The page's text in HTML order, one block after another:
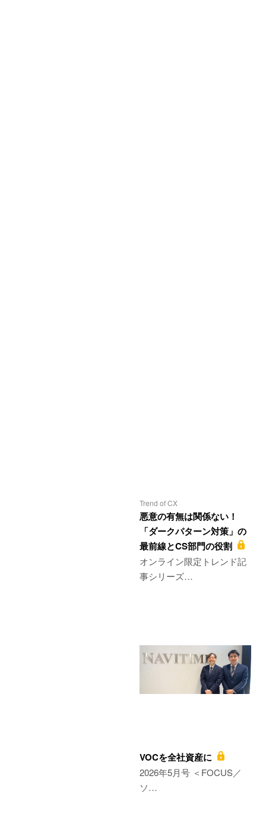
Trend of CX
悪意の有無は関係ない！
「ダークパターン対策」の
最前線とCS部門の役割
オンライン限定トレンド記
事シリーズ…
VOCを全社資産に
2026年5月号 ＜FOCUS／
ソ…